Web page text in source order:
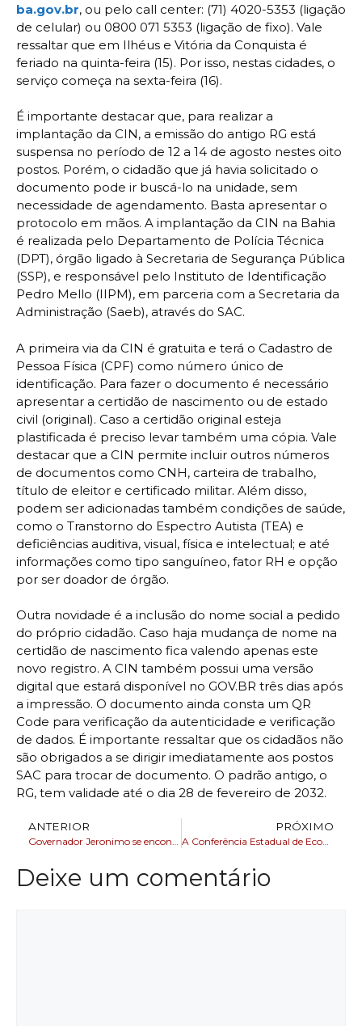
ba.gov.br, ou pelo call center: (71) 4020-5353 (ligação
de celular) ou 0800 071 5353 (ligação de fixo). Vale
ressaltar que em Ilhéus e Vitória da Conquista é
feriado na quinta-feira (15). Por isso, nestas cidades, o
serviço começa na sexta-feira (16).
É importante destacar que, para realizar a
implantação da CIN, a emissão do antigo RG está
suspensa no período de 12 a 14 de agosto nestes oito
postos. Porém, o cidadão que já havia solicitado o
documento pode ir buscá-lo na unidade, sem
necessidade de agendamento. Basta apresentar o
protocolo em mãos. A implantação da CIN na Bahia
é realizada pelo Departamento de Polícia Técnica
(DPT), órgão ligado à Secretaria de Segurança Pública
(SSP), e responsável pelo Instituto de Identificação
Pedro Mello (IIPM), em parceria com a Secretaria da
Administração (Saeb), através do SAC.
A primeira via da CIN é gratuita e terá o Cadastro de
Pessoa Física (CPF) como número único de
identificação. Para fazer o documento é necessário
apresentar a certidão de nascimento ou de estado
civil (original). Caso a certidão original esteja
plastificada é preciso levar também uma cópia. Vale
destacar que a CIN permite incluir outros números
de documentos como CNH, carteira de trabalho,
título de eleitor e certificado militar. Além disso,
podem ser adicionadas também condições de saúde,
como o Transtorno do Espectro Autista (TEA) e
deficiências auditiva, visual, física e intelectual; e até
informações como tipo sanguíneo, fator RH e opção
por ser doador de órgão.
Outra novidade é a inclusão do nome social a pedido
do próprio cidadão. Caso haja mudança de nome na
certidão de nascimento fica valendo apenas este
novo registro. A CIN também possui uma versão
digital que estará disponível no GOV.BR três dias após
a impressão. O documento ainda consta um QR
Code para verificação da autenticidade e verificação
de dados. É importante ressaltar que os cidadãos não
são obrigados a se dirigir imediatamente aos postos
SAC para trocar de documento. O padrão antigo, o
RG, tem validade até o dia 28 de fevereiro de 2032.
ANTERIOR
Governador Jeronimo se encontra com embaixador do Chile
PRÓXIMO
A Conferência Estadual de Economia Solidária será realizada em 10 cidades Bahianas
Deixe um comentário